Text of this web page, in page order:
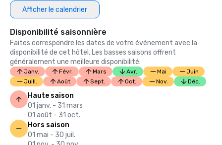
Afficher le calendrier
Disponibilité saisonnière
Faites correspondre les dates de votre événement avec la
disponibilité de cet hôtel. Les basses saisons offrent
généralement une meilleure disponibilité.
Janv. Févr. Mars Avr. Mai
Juin
Juill.
Août Sept. Oct. Nov. Déc.
Haute saison
01 janv. - 31 mars
01 août - 31 oct.
Hors saison
01 mai - 30 juil.